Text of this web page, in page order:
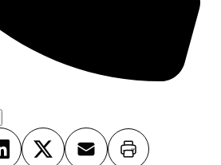
X Email Imprimer